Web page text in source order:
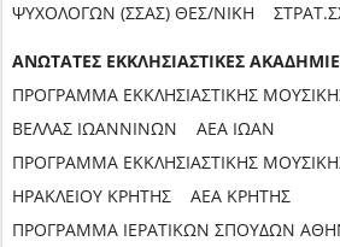
ΨΥΧΟΛΟΓΩΝ (ΣΣΑΣ) ΘΕΣ/ΝΙΚΗ
ΑΝΩΤΑΤΕΣ ΕΚΚΛΗΣΙΑΣΤΙΚΕΣ
ΠΡΟΓΡΑΜΜΑ ΕΚΚΛΗΣΙΑΣΤΙΚΗΣ
ΒΕΛΛΑΣ ΙΩΑΝΝΙΝΩΝ ΑΕΑ ΙΩΑΝ
ΠΡΟΓΡΑΜΜΑ ΕΚΚΛΗΣΙΑΣΤΙΚΗΣ
ΗΡΑΚΛΕΙΟΥ ΚΡΗΤΗΣ ΑΕΑ ΚΡΗΤΗΣ
ΠΡΟΓΡΑΜΜΑ ΙΕΡΑΤΙΚΩΝ ΣΠΟΥΔΩΝ